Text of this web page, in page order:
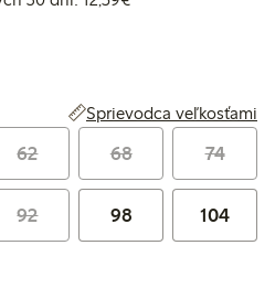
Sprievodca veľkosťami
62 68 74
92 98 104